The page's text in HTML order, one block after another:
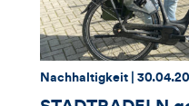
dieses
Thema:
Nachhaltigkeit | Datum: